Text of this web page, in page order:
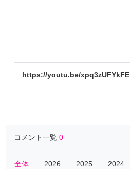
https://youtu.be/xpq3zUFYkFE
コメント一覧 0
全体 2026 2025 2024